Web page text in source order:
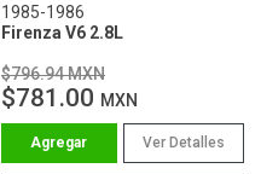
1985-1986
Firenza V6 2.8L
$796.94 MXN
$781.00 MXN
Ver Detalles